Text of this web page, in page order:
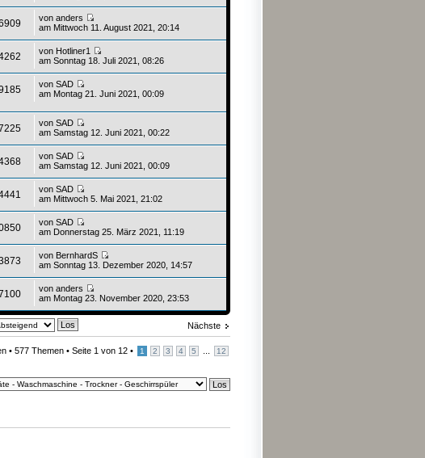
vonanders
am Mittwoch 11. August 2021, 20:14
von Hotliner1
am Sonntag 18. Juli 2021, 08:26
vonSAD
am Montag 21. Juni 2021, 00:09
vonSAD
am Samstag 12. Juni 2021, 00:22
vonSAD
am Samstag 12. Juni 2021, 00:09
vonSAD
am Mittwoch 5. Mai 2021, 21:02
vonSAD
am Donnerstag 25. März 2021, 11:19
von BernhardS
am Sonntag 13. Dezember 2020, 14:57
vonanders
am Montag 23. November 2020, 23:53
Nächste
• 577 Themen • Seite 1 von 12 • 1 2 3 4 5 12